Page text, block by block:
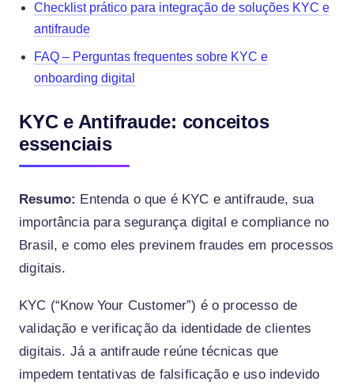
Checklist prático para integração de soluções KYC e
antifraude
FAQ – Perguntas frequentes sobre KYC e
onboarding digital
KYC e Antifraude: conceitos
essenciais
Resumo: Entenda o que é KYC e antifraude, sua
importância para segurança digital e compliance no
Brasil, e como eles previnem fraudes em processos
digitais.
KYC (“Know Your Customer”) é o processo de
validação e verificação da identidade de clientes
digitais. Já a antifraude reúne técnicas que
impedem tentativas de falsificação e uso indevido